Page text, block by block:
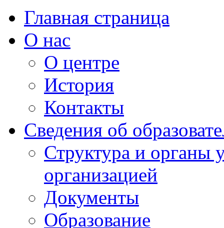
Главная страница
О нас
О центре
История
Контакты
Сведения об
Структура и органы
организацией
Документы
Образование